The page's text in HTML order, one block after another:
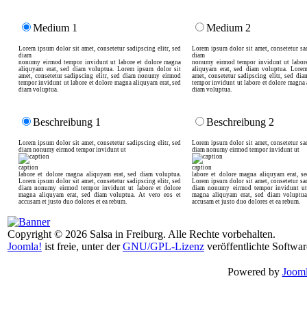
Medium 1 Medium 2
Lorem ipsum dolor sit amet, consetetur sadipscing elitr, sed
diam
nonumy eirmod tempor invidunt ut labore et dolore magna
aliquyam erat, sed diam voluptua. Lorem ipsum dolor sit
amet, consetetur sadipscing elitr, sed diam nonumy eirmod
tempor invidunt ut labore et dolore magna aliquyam erat, sed
diam voluptua.
Lorem ipsum dolor sit amet, consetetur
diam
nonumy eirmod tempor invidunt ut
aliquyam erat, sed diam voluptua.
amet, consetetur sadipscing elitr, sed
tempor invidunt ut labore et dolore magna
diam voluptua.
Beschreibung 1 Beschreibung 2
Lorem ipsum dolor sit amet, consetetur sadipscing elitr, sed
diam nonumy eirmod tempor invidunt ut
caption
labore et dolore magna aliquyam erat, sed diam voluptua.
Lorem ipsum dolor sit amet, consetetur sadipscing elitr, sed
diam nonumy eirmod tempor invidunt ut labore et dolore
magna aliquyam erat, sed diam voluptua. At vero eos et
accusam et justo duo dolores et ea rebum.
Lorem ipsum dolor sit amet, consetetur
diam nonumy eirmod tempor invidunt ut
caption
labore et dolore magna aliquyam erat,
Lorem ipsum dolor sit amet, consetetur
diam nonumy eirmod tempor invidunt
magna aliquyam erat, sed diam
accusam et justo duo dolores et ea rebum.
Copyright © 2026 Salsa in Freiburg. Alle Rechte vorbehalten.
Joomla! ist freie, unter derGNU/GPL-Lizenz veröffentlichte
Powered by